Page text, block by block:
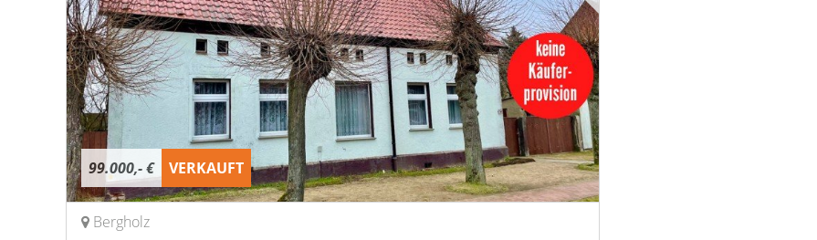
99.000,- € VERKAUFT
Bergholz